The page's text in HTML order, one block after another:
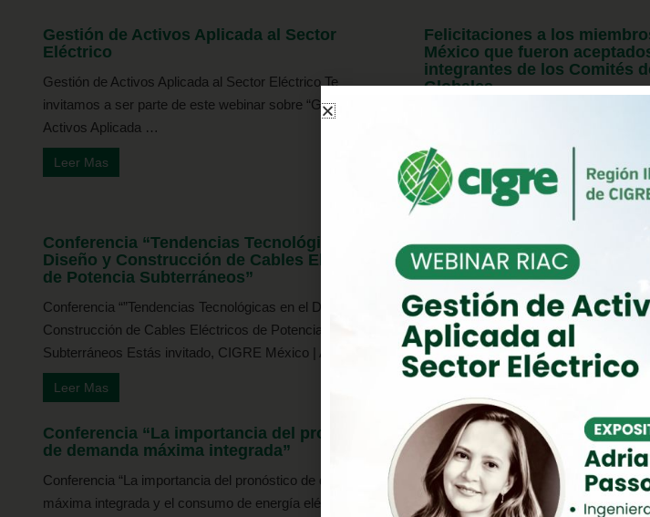
Gestión de Activos Aplicada al Sector
Eléctrico
Gestión de Activos Aplicada al Sector Eléctrico Te
invitamos a ser parte de este webinar sobre “Gestión de
Activos Aplicada …
Leer Mas
Felicitaciones a los
México que fueron
integrantes de los Comités
Globales
Estudio Globales El CIGRE …
Leer Mas
Conferencia “Tendencias Tecnológicas en el
Diseño y Construcción de Cables Eléctricos
de Potencia Subterráneos”
Conferencia “”Tendencias Tecnológicas en el Diseño y
Construcción de Cables Eléctricos de Potencia
Subterráneos Estás invitado, CIGRE México | Academia …
Leer Mas
Conferencia “Líneas aéreas:
frontera en confiabilidad y
energética”
Conferencia “Líneas aéreas: La nueva
confiabilidad y capacidad energética”
CIGRE México | Academia de
Conferencia “La importancia del pronóstico
de demanda máxima integrada”
Conferencia “La importancia del pronóstico de demanda
máxima integrada y el consumo de energía eléctrica en la